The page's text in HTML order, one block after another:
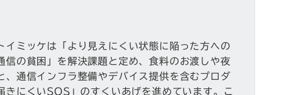
イミッケは「より見えにくい状態に陥った方への
信の貧困」を解決課題と定め、食料のお渡しや夜
、通信インフラ整備やデバイス提供を含むプロダ
きにくいSOS」のすくいあげを進めています。こ